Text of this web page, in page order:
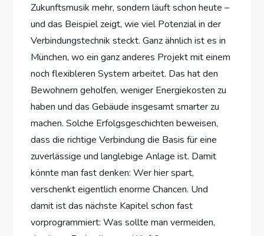
Zukunftsmusik mehr, sondern läuft schon heute –
und das Beispiel zeigt, wie viel Potenzial in der
Verbindungstechnik steckt. Ganz ähnlich ist es in
München, wo ein ganz anderes Projekt mit einem
noch flexibleren System arbeitet. Das hat den
Bewohnern geholfen, weniger Energiekosten zu
haben und das Gebäude insgesamt smarter zu
machen. Solche Erfolgsgeschichten beweisen,
dass die richtige Verbindung die Basis für eine
zuverlässige und langlebige Anlage ist. Damit
könnte man fast denken: Wer hier spart,
verschenkt eigentlich enorme Chancen. Und
damit ist das nächste Kapitel schon fast
vorprogrammiert: Was sollte man vermeiden,